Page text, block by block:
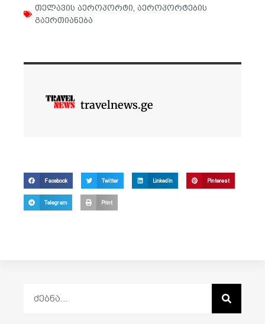
თელავის აეროპორტი აეროპორტების
გაერთიანება
travelnews.ge
Facebook Twitter LinkedIn Pinterest
Telegram Print